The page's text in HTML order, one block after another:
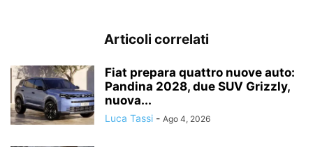
Articoli correlati
Fiat prepara quattro nuove auto:
Pandina 2028, due SUV Grizzly,
nuova...
Luca Tassi - Ago 4, 2026